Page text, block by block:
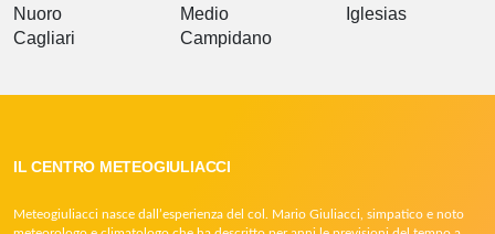
Nuoro
Cagliari
Medio
Campidano
Iglesias
IL CENTRO METEOGIULIACCI
Meteogiuliacci nasce dall’esperienza del col. Mario Giuliacci, simpatico e noto